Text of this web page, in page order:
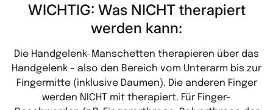
WICHTIG: Was NICHT therapiert
werden kann:
Die Handgelenk-Manschetten therapieren über das
Handgelenk – also den Bereich vom Unterarm bis zur
Fingermitte (inklusive Daumen). Die anderen Finger
werden NICHT mit therapiert. Für Finger-